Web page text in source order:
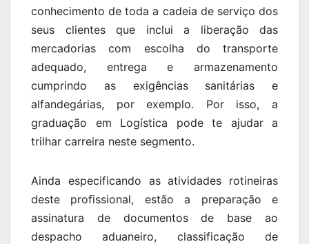
conhecimento de toda a cadeia de serviço dos
seus clientes que inclui a liberação das
mercadorias com escolha do transporte
adequado, entrega e armazenamento
cumprindo as exigências sanitárias e
alfandegárias, por exemplo. Por isso, a
graduação em Logística pode te ajudar a
trilhar carreira neste segmento.
Ainda especificando as atividades rotineiras
deste profissional, estão a preparação e
assinatura de documentos de base ao
despacho aduaneiro, classificação de